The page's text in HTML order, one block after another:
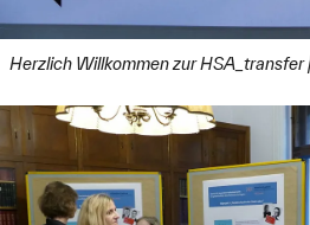
Herzlich Willkommen zur HSA_transfer